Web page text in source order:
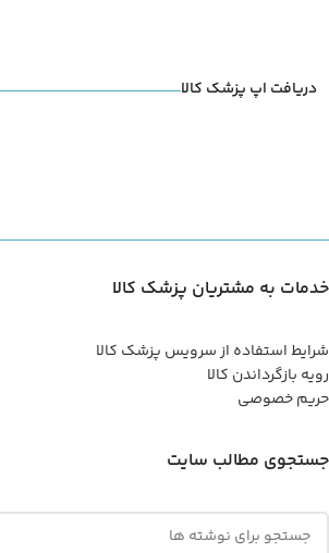
دریافت اپ پزشک کالا
خدمات به مشتریان پزشک کالا
شرایط استفاده از سرویس پزشک کالا
رویه بازگرداندن کالا
حریم خصوصی
جستجوی مطالب سایت